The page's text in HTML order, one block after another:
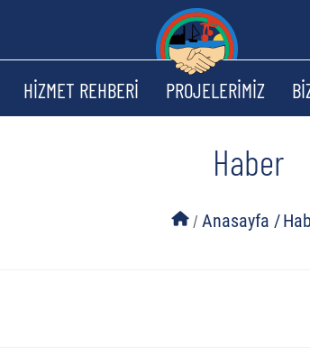
HİZMET REHBERİ PROJELERİMİZ
Haber
/ Anasayfa /